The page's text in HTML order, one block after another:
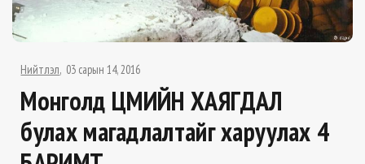
Нийтлэл 03 сарын 14, 2016
Монголд ЦӨМИЙН ХАЯГДАЛ
булах магадлалтайг харуулах 4